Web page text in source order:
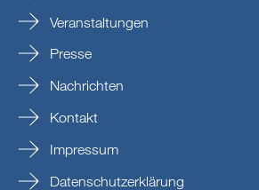
Veranstaltungen
Presse
Nachrichten
Kontakt
Impressum
Datenschutzerklärung